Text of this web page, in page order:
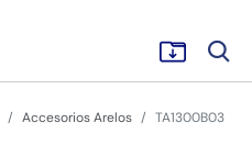
Accesorios Arelos TA1300B03